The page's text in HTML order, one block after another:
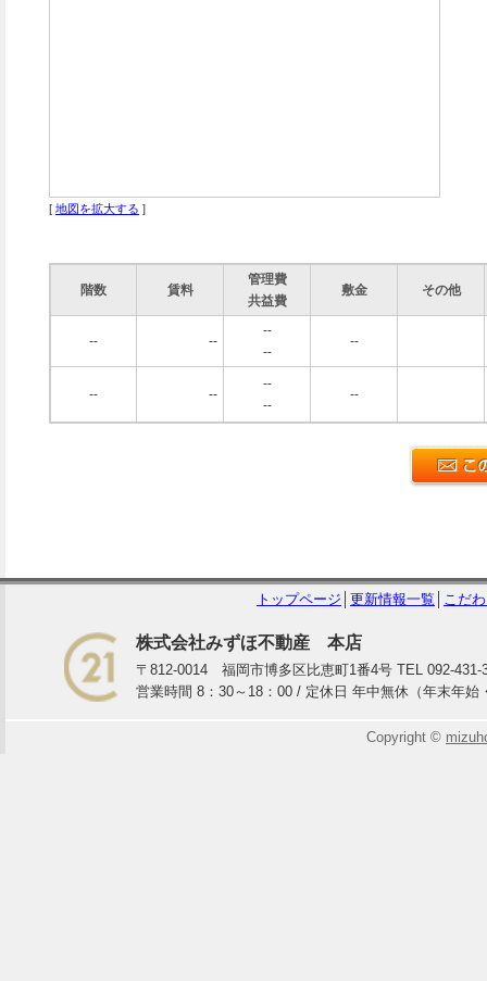
[ 地図を拡大する ]
階数 賃料
管理費
共益費
敷金 その他
-- --
--
--
--
-- --
--
--
--
トップページ 更新情報一覧 こだ
株式会社みずほ不動産 本店
〒812-0014 福岡市博多区比恵町1番4号 TEL 092-431-
営業時間 8：30～18：00 / 定休日 年中無休（年末年始
Copyright ©